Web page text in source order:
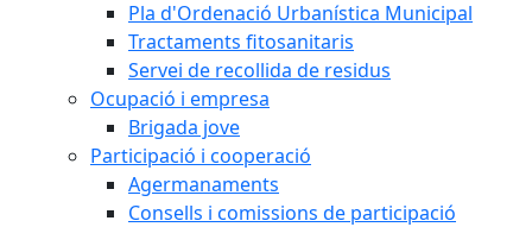
Pla d'Ordenació Urbanística Municipal
Tractaments fitosanitaris
Servei de recollida de residus
Ocupació i empresa
Brigada jove
Participació i cooperació
Agermanaments
Consells i comissions de participació